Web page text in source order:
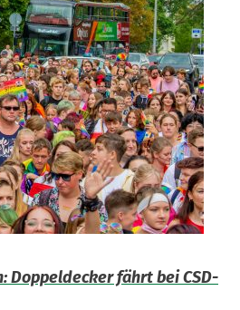
Doppeldecker fährt bei CSD-